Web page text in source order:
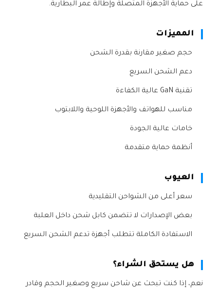
على حماية الأجهزة المتصلة وإطالة عمر البطارية.
المميزات
حجم صغير مقارنة بقدرة الشحن
دعم الشحن السريع
تقنية GaN عالية الكفاءة
مناسب للهواتف والأجهزة اللوحية واللابتوب
خامات عالية الجودة
أنظمة حماية متقدمة
العيوب
سعر أعلى من الشواحن التقليدية
بعض الإصدارات لا تتضمن كابل شحن داخل العلبة
الاستفادة الكاملة تتطلب أجهزة تدعم الشحن السريع
هل يستحق الشراء؟
نعم، إذا كنت تبحث عن شاحن سريع وصغير الحجم وقادر